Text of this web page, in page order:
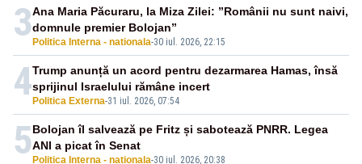
3 Politica Interna - nationala-30 iul. 2026, 22:15
Ana Maria Păcuraru, la Miza Zilei: ”Românii nu sunt naivi,
domnule premier Bolojan”
4 Politica Externa-31 iul. 2026, 07:54
Trump anunță un acord pentru dezarmarea Hamas, însă
sprijinul Israelului rămâne incert
5 Politica Interna - nationala-30 iul. 2026, 20:38
Bolojan îl salvează pe Fritz și sabotează PNRR. Legea
ANI a picat în Senat